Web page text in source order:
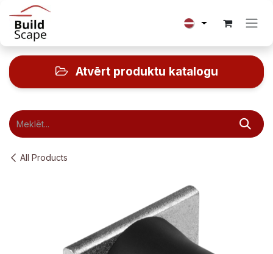
Skip to Content
Atvērt produktu katalogu
All Products